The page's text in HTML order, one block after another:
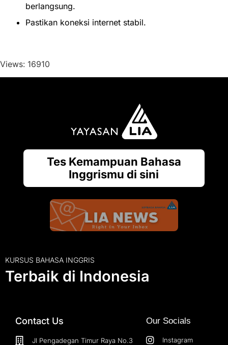
berlangsung.
Pastikan koneksi internet stabil.
Views: 16910
Tes Kemampuan Bahasa
Inggrismu di sini
KURSUS BAHASA INGGRIS
Terbaik di Indonesia
Contact Us
Jl Pengadegan Timur Raya No.3
Our Socials
Instagram